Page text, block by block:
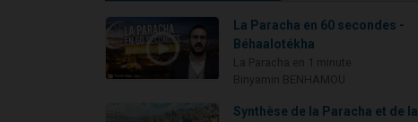
La Paracha en 60 secondes -
Béhaalotékha
Synthèse de la Paracha et de la